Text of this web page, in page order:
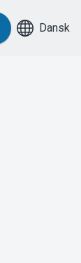
Dansk